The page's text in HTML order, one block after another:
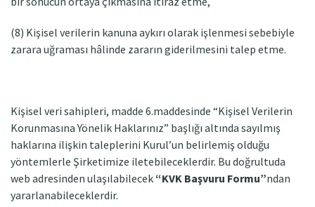
(8) Kişisel verilerin kanuna aykırı olarak işlenmesi sebebiyle
zarara uğraması hâlinde zararın giderilmesini talep etme.
Kişisel veri sahipleri, madde 6.maddesinde “Kişisel Verilerin
Korunmasına Yönelik Haklarınız” başlığı altında sayılmış
haklarına ilişkin taleplerini Kurul’un belirlemiş olduğu
yöntemlerle Şirketimize iletebileceklerdir. Bu doğrultuda
web adresinden ulaşılabilecek “KVK Başvuru Formu”ndan
yararlanabileceklerdir.